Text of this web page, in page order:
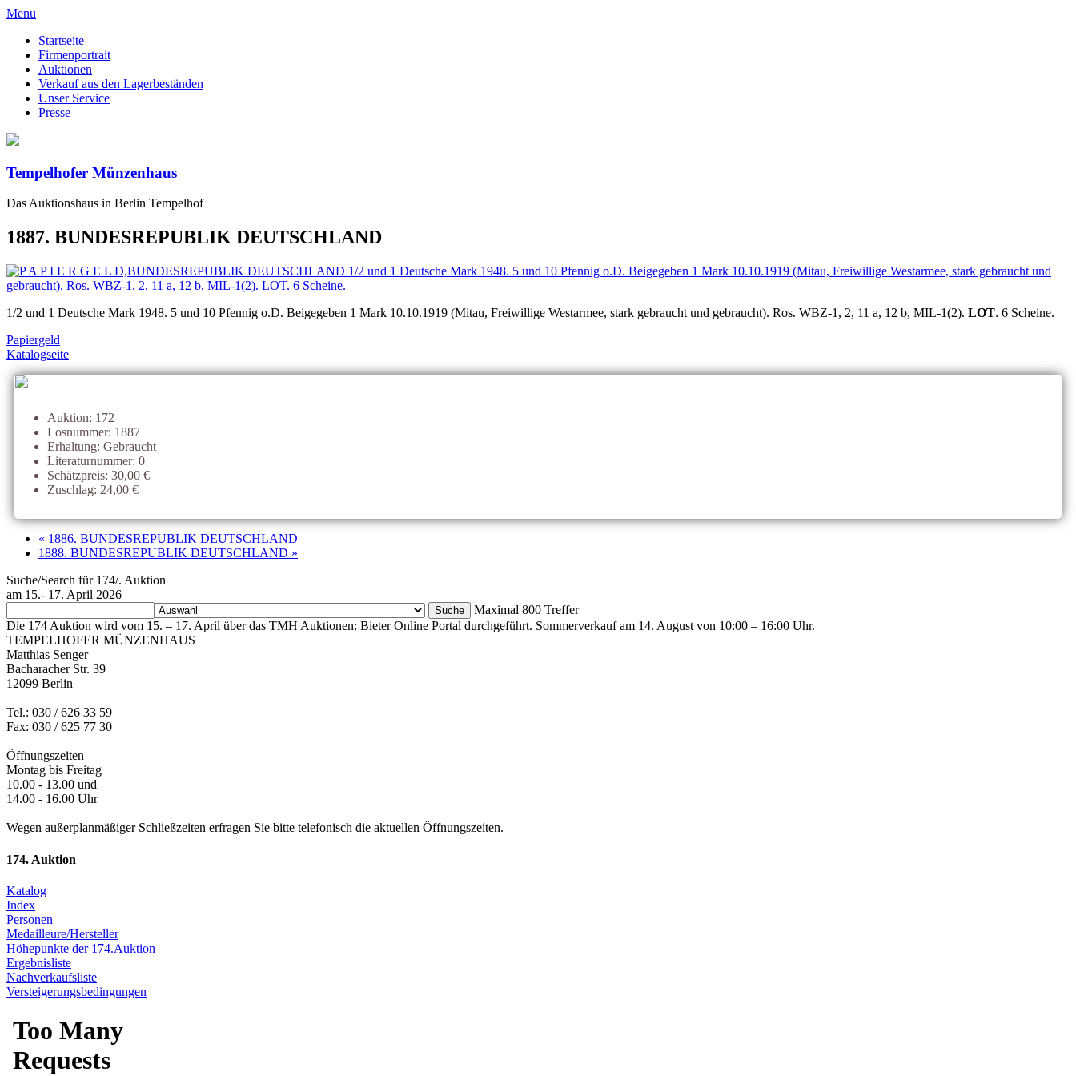
Menu
Startseite
Firmenportrait
Auktionen
Verkauf aus den Lagerbeständen
Unser Service
Presse
Tempelhofer Münzenhaus
Das Auktionshaus in Berlin Tempelhof
1887. BUNDESREPUBLIK DEUTSCHLAND
1/2 und 1 Deutsche Mark 1948. 5 und 10 Pfennig o.D. Beigegeben 1 Mark 10.10.1919 (Mitau, Freiwillige Westarmee, stark gebraucht und gebraucht). Ros. WBZ-1, 2, 11 a, 12 b, MIL-1(2). LOT. 6 Scheine.
Papiergeld
Katalogseite
Auktion: 172
Losnummer: 1887
Erhaltung: Gebraucht
Literaturnummer: 0
Schätzpreis: 30,00 €
Zuschlag: 24,00 €
« 1886. BUNDESREPUBLIK DEUTSCHLAND
1888. BUNDESREPUBLIK DEUTSCHLAND »
Suche/Search für 174/. Auktion
am 15.- 17. April 2026
Maximal 800 Treffer
Die 174 Auktion wird vom 15. – 17. April über das TMH Auktionen: Bieter Online Portal durchgeführt. Sommerverkauf am 14. August von 10:00 – 16:00 Uhr.
TEMPELHOFER MÜNZENHAUS
Matthias Senger
Bacharacher Str. 39
12099 Berlin
Tel.: 030 / 626 33 59
Fax: 030 / 625 77 30
Öffnungszeiten
Montag bis Freitag
10.00 - 13.00 und
14.00 - 16.00 Uhr
Wegen außerplanmäßiger Schließzeiten erfragen Sie bitte telefonisch die aktuellen Öffnungszeiten.
174. Auktion
Katalog
Index
Personen
Medailleure/Hersteller
Höhepunkte der 174.Auktion
Ergebnisliste
Nachverkaufsliste
Versteigerungsbedingungen